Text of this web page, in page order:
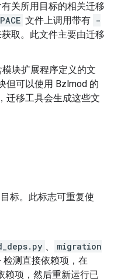
关所用目标的相关迁移
文件上调用带有 -
取。此文件主要由迁移
模块扩展程序定义的文
但可以使用 Bzlmod 的
迁移工具会生成这些文
目标。此标志可重复使
、
migration
测直接依赖项，在
赖项，然后重新运行已